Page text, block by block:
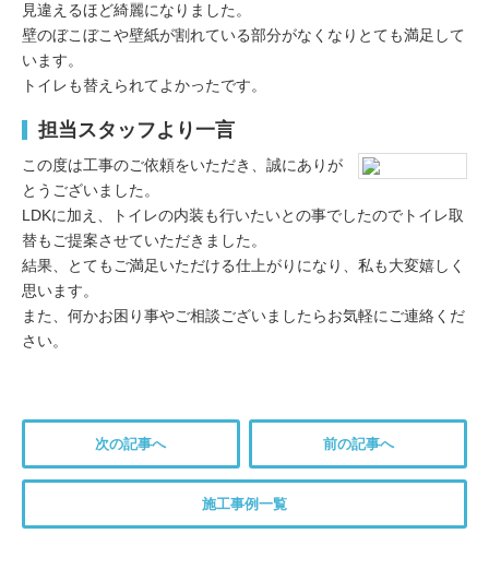
見違えるほど綺麗になりました。
壁のぼこぼこや壁紙が割れている部分がなくなりとても満足して
います。
トイレも替えられてよかったです。
担当スタッフより一言
この度は工事のご依頼をいただき、誠にありが
とうございました。
LDKに加え、トイレの内装も行いたいとの事でしたのでトイレ取
替もご提案させていただきました。
結果、とてもご満足いただける仕上がりになり、私も大変嬉しく
思います。
また、何かお困り事やご相談ございましたらお気軽にご連絡くだ
さい。
次の記事へ 前の記事へ
施工事例一覧